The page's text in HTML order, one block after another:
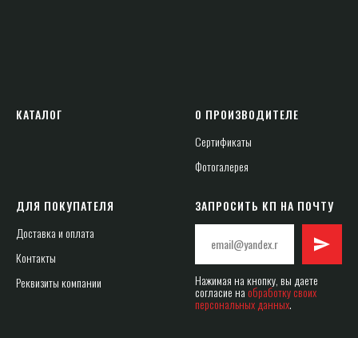
КАТАЛОГ
О ПРОИЗВОДИТЕЛЕ
Сертификаты
Фотогалерея
ДЛЯ ПОКУПАТЕЛЯ
Доставка и оплата
Контакты
Реквизиты компании
ЗАПРОСИТЬ КП НА ПОЧТУ
Нажимая на кнопку, вы даете
согласие на обработку своих
персональных данных.